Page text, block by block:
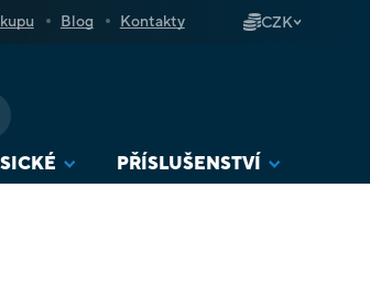
Blog Kontakty CZK
PŘÍSLUŠENSTVÍ